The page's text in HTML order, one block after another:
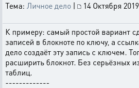
Тема: Личное дело |
14 Октября
К примеру: самый простой вариант
записей в блокноте по ключу, а
дело создаёт эту запись с ключем.
расширить блокнот. Без серьёзных
таблиц.
-------------